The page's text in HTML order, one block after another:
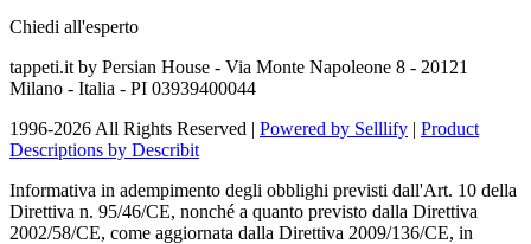
Chiedi all'esperto
tappeti.it by Persian House - Via Monte Napoleone 8 - 20121
Milano - Italia - PI 03939400044
1996-2026 All Rights Reserved | Powered by Selllify | Product
Descriptions by Describit
Informativa in adempimento degli obblighi previsti dall'Art. 10 della
Direttiva n. 95/46/CE, nonché a quanto previsto dalla Direttiva
2002/58/CE, come aggiornata dalla Direttiva 2009/136/CE, in